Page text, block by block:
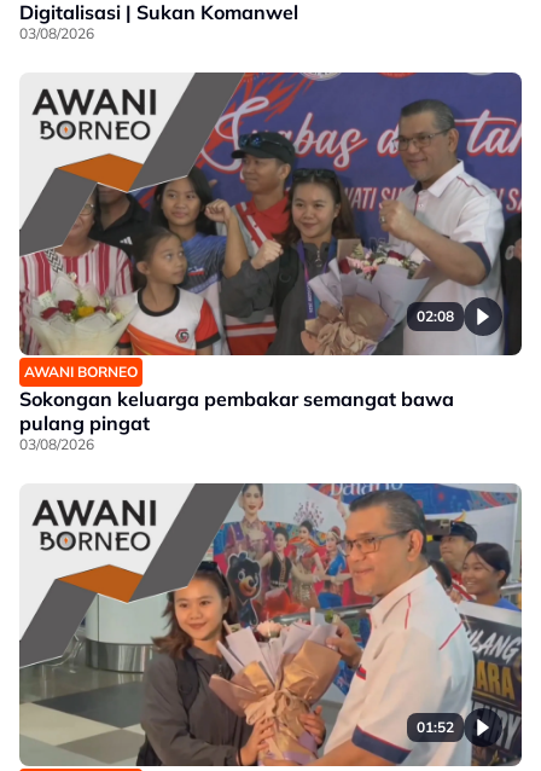
Digitalisasi | Sukan Komanwel
03/08/2026
02:08
AWANI BORNEO
Sokongan keluarga pembakar semangat bawa
pulang pingat
03/08/2026
01:52